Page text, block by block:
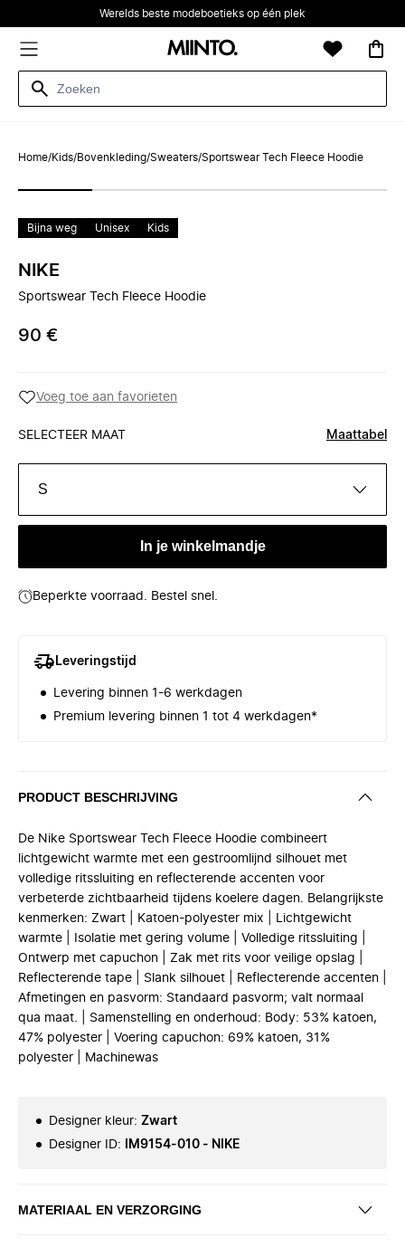
Werelds beste modeboetieks op één plek
Home/Kids/Bovenkleding/Sweaters/Sportswear Tech Fleece Hoodie
Bijna weg Unisex Kids
NIKE
Sportswear Tech Fleece Hoodie
90 €
Voeg toe aan favorieten
SELECTEER MAAT Maattabel
S
In je winkelmandje
Beperkte voorraad. Bestel snel.
Leveringstijd
Levering binnen 1-6 werkdagen
Premium levering binnen 1 tot 4 werkdagen*
PRODUCT BESCHRIJVING
De Nike Sportswear Tech Fleece Hoodie combineert
lichtgewicht warmte met een gestroomlijnd silhouet met
volledige ritssluiting en reflecterende accenten voor
verbeterde zichtbaarheid tijdens koelere dagen. Belangrijkste
kenmerken: Zwart | Katoen-polyester mix | Lichtgewicht
warmte | Isolatie met gering volume | Volledige ritssluiting |
Ontwerp met capuchon | Zak met rits voor veilige opslag |
Reflecterende tape | Slank silhouet | Reflecterende accenten |
Afmetingen en pasvorm: Standaard pasvorm; valt normaal
qua maat. | Samenstelling en onderhoud: Body: 53% katoen,
47% polyester | Voering capuchon: 69% katoen, 31%
polyester | Machinewas
Designer kleur: Zwart
Designer ID: IM9154-010 - NIKE
MATERIAAL EN VERZORGING